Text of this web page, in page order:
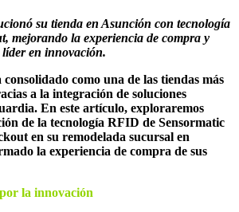
su tienda en Asunción con tecnología
mejorando la experiencia de compra y
líder en innovación.
como una de las tiendas más
a la integración de soluciones
En este artículo, exploraremos
de la tecnología RFID de Sensormatic
en su remodelada sucursal en
la experiencia de compra de sus
la innovación